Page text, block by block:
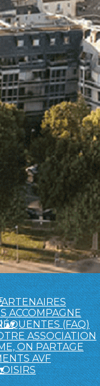
affichées
réseaux sociaux
ACCOMPAGNE
(FAQ)
ASSOCIATION
▴▾
ON PARTAGE
AVF
▾